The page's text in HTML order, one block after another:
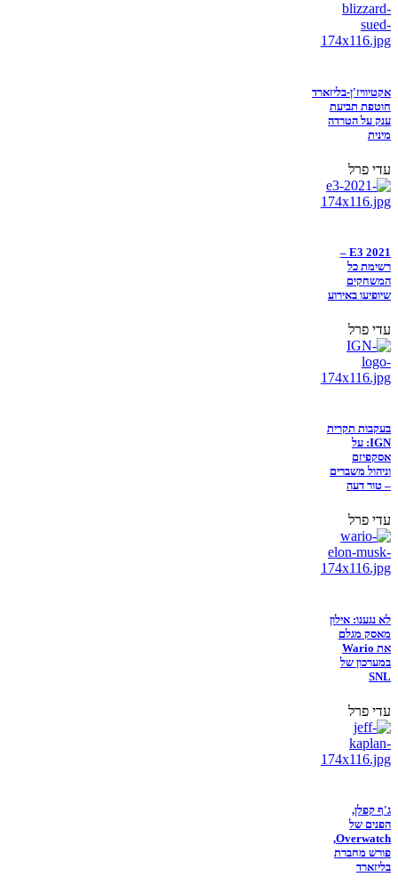
אקטיוויז'ן-בליזארד
חוטפת תביעת
ענק על הטרדה
מינית
עדי פרל
E3 2021 –
רשימת כל
המשחקים
שיופיעו באירוע
עדי פרל
בעקבות תקרית
IGN: על
אסקפיזם
וניהול משברים
– טור דעה
עדי פרל
לא נגענו: אילון
מאסק מגלם
את Wario
במערכון של
SNL
עדי פרל
ג'ף קפלן,
הפנים של
Overwatch,
פורש מחברת
בליזארד